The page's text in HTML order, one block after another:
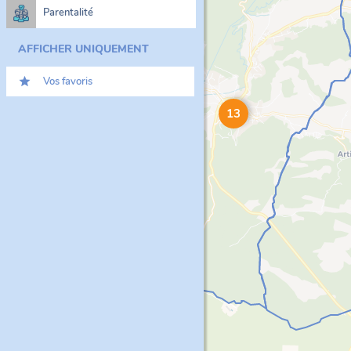
Parentalité
AFFICHER UNIQUEMENT
Vos favoris
13